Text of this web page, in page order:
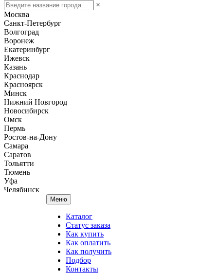
×
Москва
Санкт-Петербург
Волгоград
Воронеж
Екатеринбург
Ижевск
Казань
Краснодар
Красноярск
Минск
Нижний Новгород
Новосибирск
Омск
Пермь
Ростов-на-Дону
Самара
Саратов
Тольятти
Тюмень
Уфа
Челябинск
Меню
Каталог
Статус заказа
Как купить
Как оплатить
Как получить
Подбор
Контакты